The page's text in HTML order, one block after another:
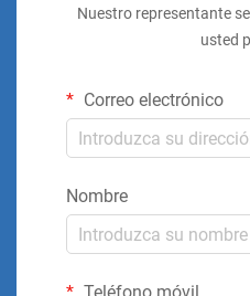
Nuestro representante
usted
Correo electrónico
Nombre